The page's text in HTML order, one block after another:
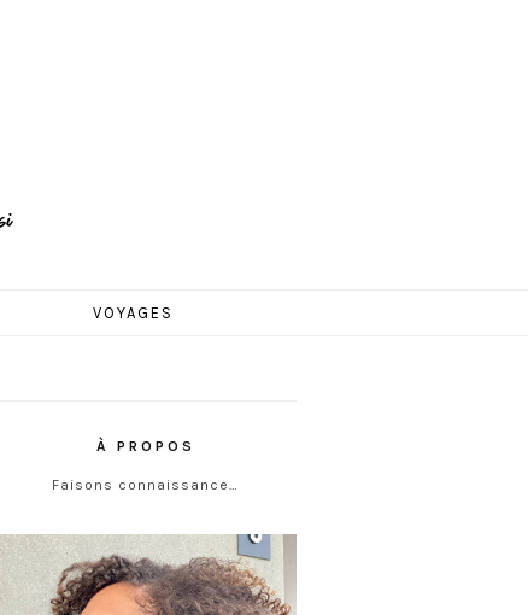
VOYAGES
À PROPOS
Faisons connaissance…